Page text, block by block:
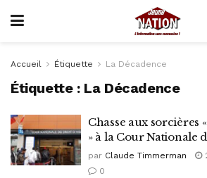
Accueil Étiquette La Décadence
Étiquette : La Décadence
Chasse aux sorcières
» à la Cour Nationale
par Claude Timmerman
0